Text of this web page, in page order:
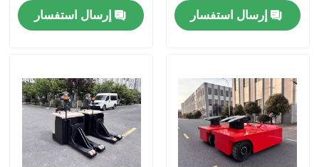
بيت
أشرطة فيديو
معلومات عنا
إرسال استفسار إرسال استفسار